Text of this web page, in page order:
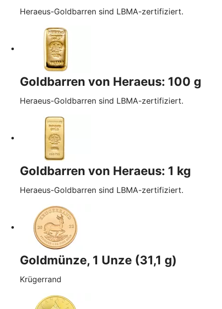
Heraeus-Goldbarren sind LBMA-zertifiziert.
Goldbarren von Heraeus: 100 g
Heraeus-Goldbarren sind LBMA-zertifiziert.
Goldbarren von Heraeus: 1 kg
Heraeus-Goldbarren sind LBMA-zertifiziert.
Goldmünze, 1 Unze (31,1 g)
Krügerrand